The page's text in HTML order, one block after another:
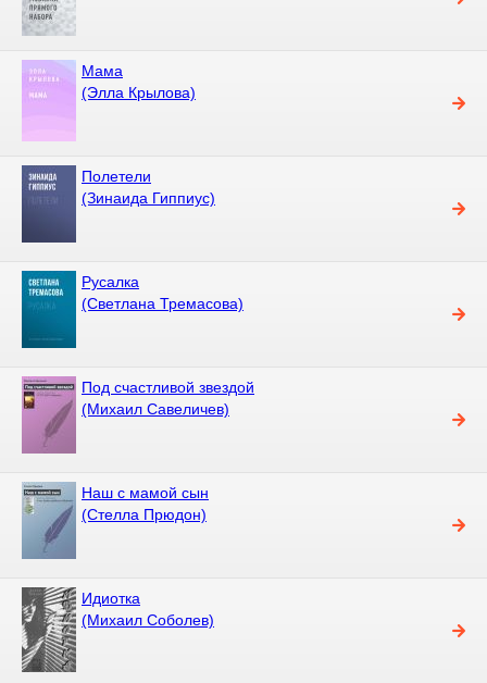
Мама
(Элла Крылова)
Полетели
(Зинаида Гиппиус)
Русалка
(Светлана Тремасова)
Под счастливой звездой
(Михаил Савеличев)
Наш с мамой сын
(Стелла Прюдон)
Идиотка
(Михаил Соболев)